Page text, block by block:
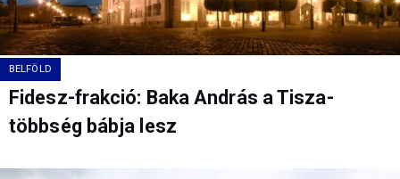
BELFÖLD
Fidesz-frakció: Baka András a Tisza-
többség bábja lesz